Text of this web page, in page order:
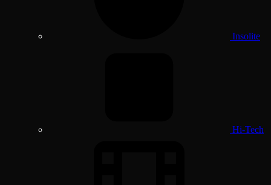
Insolite
Hi-Tech